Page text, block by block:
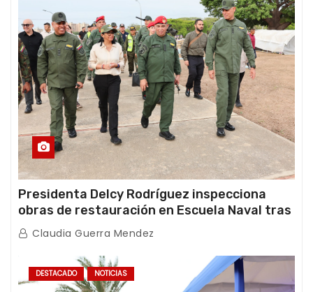
Presidenta Delcy Rodríguez inspecciona
obras de restauración en Escuela Naval tras
afectaciones sísmicas en La Guaira
Claudia Guerra Mendez
DESTACADO NOTICIAS